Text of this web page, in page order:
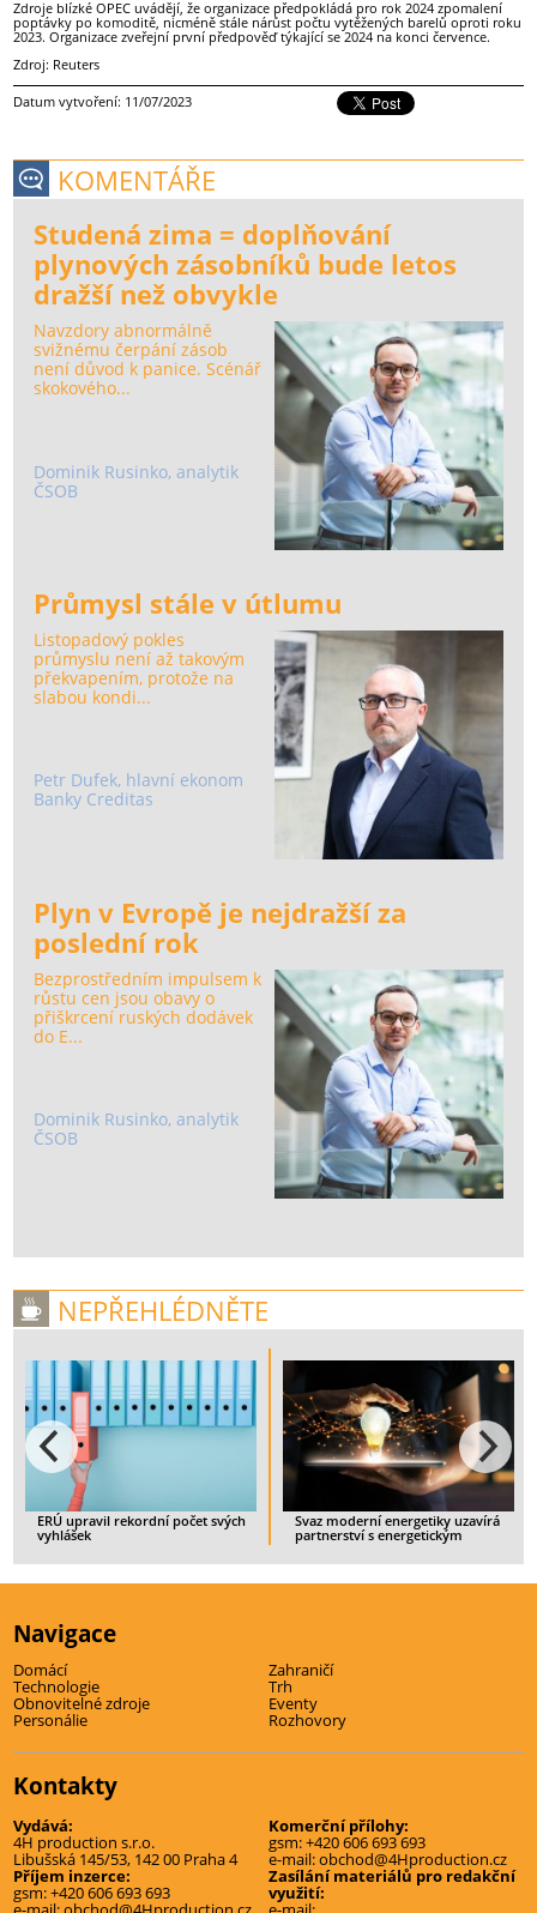
Zdroje blízké OPEC uvádějí, že organizace předpokládá pro rok 2024 zpomalení
poptávky po komoditě, nicméně stále nárůst počtu vytěžených barelů oproti roku
2023. Organizace zveřejní první předpověď týkající se 2024 na konci července.
Zdroj: Reuters
Datum vytvoření: 11/07/2023
KOMENTÁŘE
Studená zima = doplňování
plynových zásobníků bude letos
dražší než obvykle
Navzdory abnormálně
svižnému čerpání zásob
není důvod k panice. Scénář
skokového...
Dominik Rusinko, analytik
ČSOB
Průmysl stále v útlumu
Listopadový pokles
průmyslu není až takovým
překvapením, protože na
slabou kondi...
Petr Dufek, hlavní ekonom
Banky Creditas
Plyn v Evropě je nejdražší za
poslední rok
Bezprostředním impulsem k
růstu cen jsou obavy o
přiškrcení ruských dodávek
do E...
Dominik Rusinko, analytik
ČSOB
NEPŘEHLÉDNĚTE
svých
Svaz moderní energetiky uzavírá
partnerství s energetickým
> CELÝ ČLÁNEK
Spotřebitelé budou mít
ukončit smlouvu s
zajištěným dodavatelem
> CELÝ ČLÁNEK
Navigace
Domácí Zahraničí
Technologie Trh
Obnovitelné zdroje Eventy
Personálie Rozhovory
Kontakty
Vydává:
4H production s.r.o.
Libušská 145/53, 142 00 Praha 4
Příjem inzerce:
gsm:+420 606 693 693
Komerční přílohy:
gsm:+420 606 693 693
e-mail:obchod@4Hproduction.cz
Zasílání materiálů pro redakční
využití: